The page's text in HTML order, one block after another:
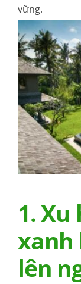
vững.
1.
xanh
lên